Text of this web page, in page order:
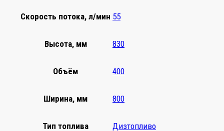
Скорость потока, л/мин 55
Высота, мм 830
Объём 400
Ширина, мм 800
Тип топлива Дизтопливо